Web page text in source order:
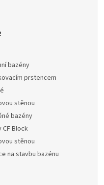
bazény
prstencem
stěnou
bazény
CF Block
stěnou
na stavbu bazénu